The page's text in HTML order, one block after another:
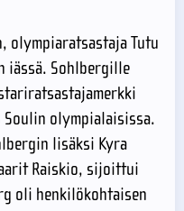
olympiaratsastaja Tutu
iässä. Sohlbergille
Soulin olympialaisissa.
lisäksi Kyra
Raiskio, sijoittui
oli henkilökohtaisen